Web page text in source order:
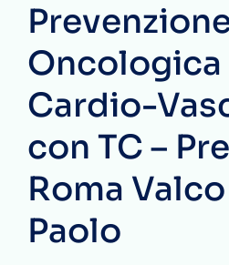
Oncologica
Cardio-
con TC –
Roma
Paolo